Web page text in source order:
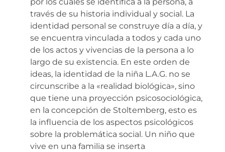
por los cuales se identifica a la persona, a
través de su historia individual y social. La
identidad personal se construye día a día, y
se encuentra vinculada a todos y cada uno
de los actos y vivencias de la persona a lo
largo de su existencia. En este orden de
ideas, la identidad de la niña L.A.G. no se
circunscribe a la «realidad biológica», sino
que tiene una proyección psicosociológica,
en la concepción de Stoltemberg, esto es
la influencia de los aspectos psicológicos
sobre la problemática social. Un niño que
vive en una familia se inserta